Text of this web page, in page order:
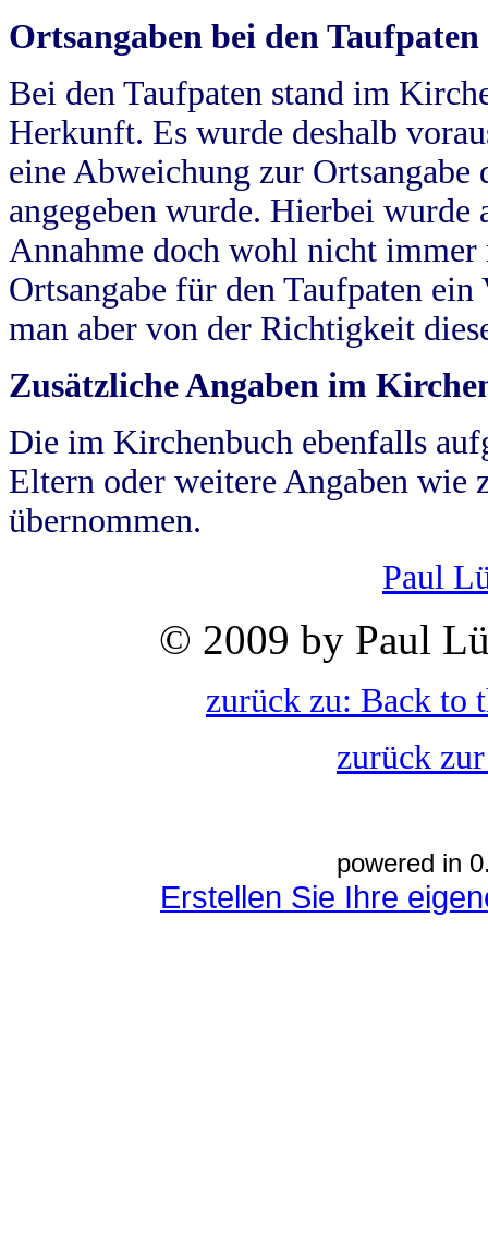
Ortsangaben bei den Taufpaten
Bei den Taufpaten stand im
Herkunft. Es wurde deshalb
eine Abweichung zur
angegeben wurde. Hierbei wurde
Annahme doch wohl nicht
Ortsangabe für den Taufpaten
man aber von der Richtigkeit
Zusätzliche Angaben im
Die im Kirchenbuch ebenfalls
Eltern oder weitere Angaben wie
übernommen.
Paul
© 2009 by Paul
zurück zu: Back to
zurück
powered in
Erstellen Sie Ihre